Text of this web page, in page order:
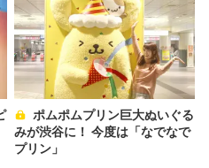
みが渋谷に！ 今度は「なでなで
プリン」